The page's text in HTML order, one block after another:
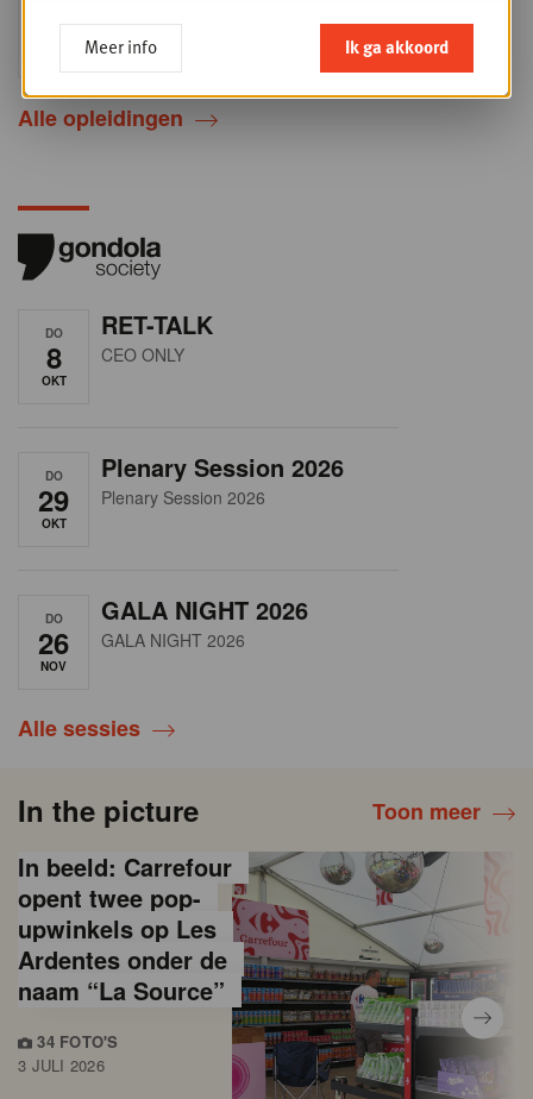
24
2026
Sales & Nego summit 2026
Alle opleidingen
DO
8
OKT
RET-TALK
CEO ONLY
DO
29
OKT
Plenary Session 2026
Plenary Session 2026
DO
26
NOV
GALA NIGHT 2026
GALA NIGHT 2026
Alle sessies
In the picture Toon meer
In beeld: Carrefour
opent twee pop-
upwinkels op Les
Ardentes onder de
naam “La Source”
34 FOTO'S
3 JULI 2026
Meer info Ik ga akkoord